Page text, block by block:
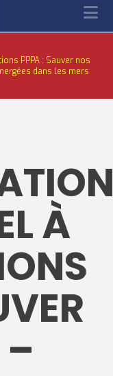
EUROPE, NUMÉRIQUE- DIGITAL
PPPA : Sauver nos
dans les mers
À
–